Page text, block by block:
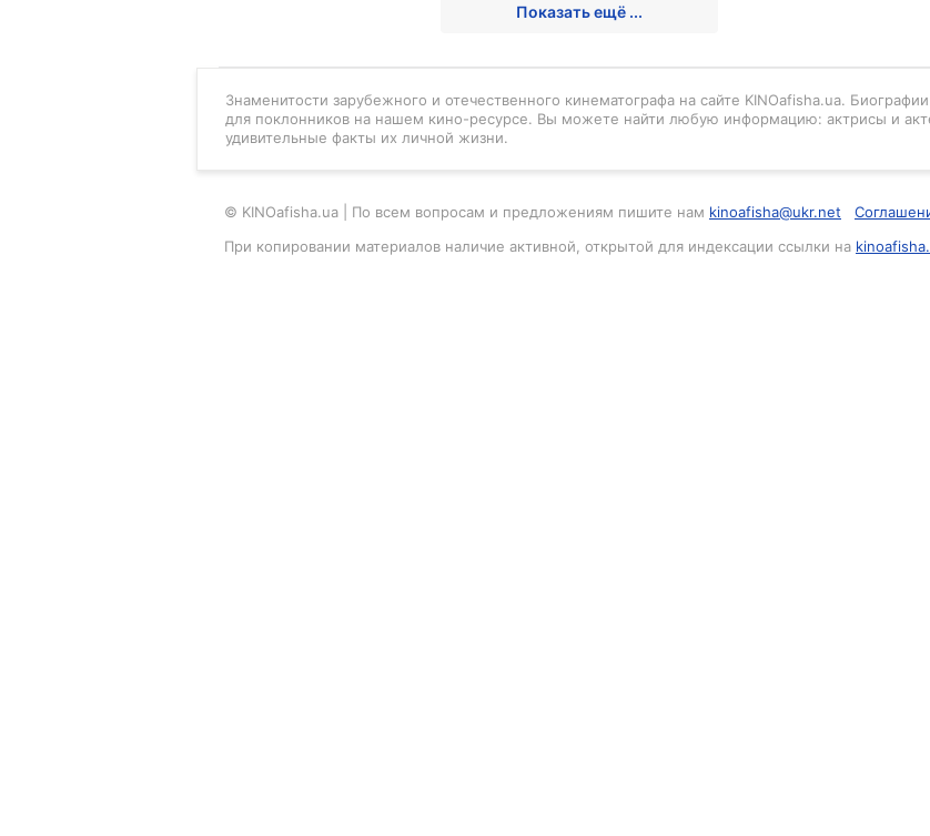
Показать ещё ...
Знаменитости зарубежного и отечественного кинематографа на сайте KINOafisha.ua.
для поклонников на нашем кино-ресурсе. Вы можете найти любую информацию: актрисы и
удивительные факты их личной жизни.
© KINOafisha.ua | По всем вопросам и предложениям пишите нам kinoafisha@ukr.net
При копировании материалов наличие активной, открытой для индексации ссылки на